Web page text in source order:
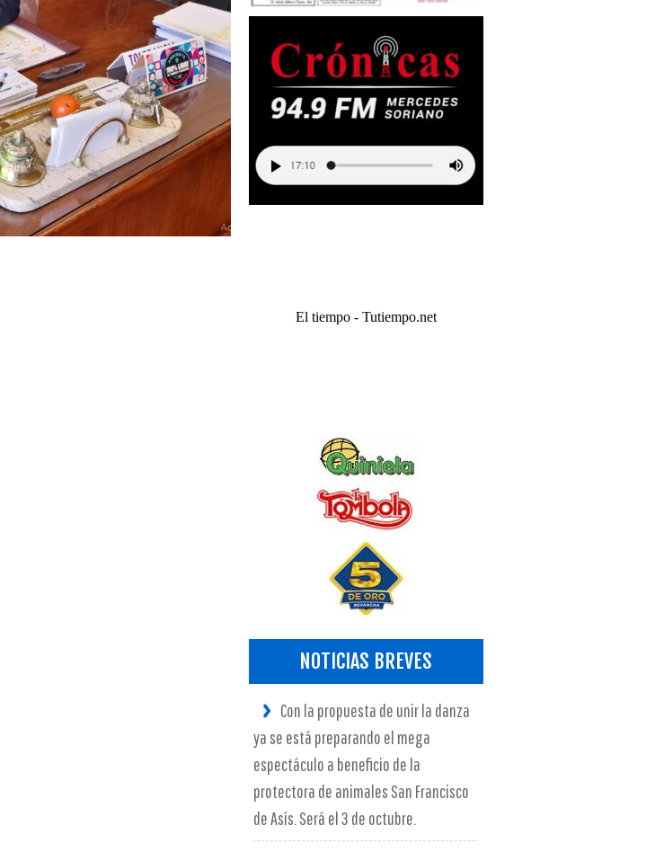
El tiempo - Tutiempo.net
NOTICIAS BREVES
Con la propuesta de unir la danza
ya se está preparando el mega
espectáculo a beneficio de la
protectora de animales San Francisco
de Asís. Será el 3 de octubre.